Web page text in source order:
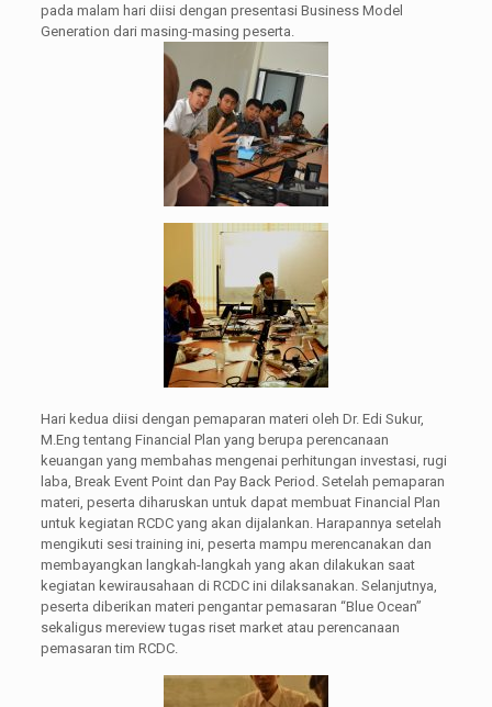
pada malam hari diisi dengan presentasi Business Model
Generation dari masing-masing peserta.
Hari kedua diisi dengan pemaparan materi oleh Dr. Edi Sukur,
M.Eng tentang Financial Plan yang berupa perencanaan
keuangan yang membahas mengenai perhitungan investasi, rugi
laba, Break Event Point dan Pay Back Period. Setelah pemaparan
materi, peserta diharuskan untuk dapat membuat Financial Plan
untuk kegiatan RCDC yang akan dijalankan. Harapannya setelah
mengikuti sesi training ini, peserta mampu merencanakan dan
membayangkan langkah-langkah yang akan dilakukan saat
kegiatan kewirausahaan di RCDC ini dilaksanakan. Selanjutnya,
peserta diberikan materi pengantar pemasaran “Blue Ocean”
sekaligus mereview tugas riset market atau perencanaan
pemasaran tim RCDC.